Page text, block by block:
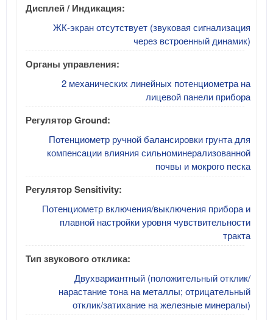
Дисплей / Индикация:
ЖК-экран отсутствует (звуковая сигнализация
через встроенный динамик)
Органы управления:
2 механических линейных потенциометра на
лицевой панели прибора
Регулятор Ground:
Потенциометр ручной балансировки грунта для
компенсации влияния сильноминерализованной
почвы и мокрого песка
Регулятор Sensitivity:
Потенциометр включения/выключения прибора и
плавной настройки уровня чувствительности
тракта
Тип звукового отклика:
Двухвариантный (положительный отклик/
нарастание тона на металлы; отрицательный
отклик/затихание на железные минералы)